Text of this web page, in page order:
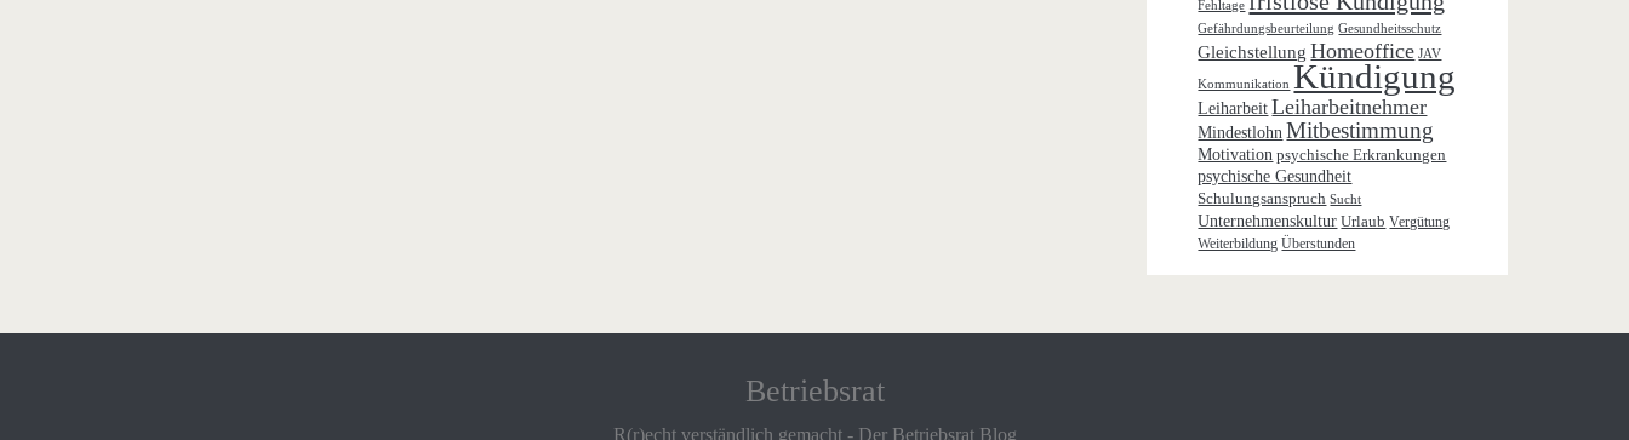
Fehltage
Gefährdungsbeurteilung Gesundheitsschutz
Gleichstellung Homeoffice JAV
Kommunikation Kündigung
Leiharbeit Leiharbeitnehmer
Mindestlohn Mitbestimmung
Motivation psychische Erkrankungen
psychische Gesundheit
Schulungsanspruch Sucht
Unternehmenskultur Urlaub Vergütung
Weiterbildung Überstunden
Betriebsrat
R(r)echt verständlich gemacht - Der Betriebsrat Blog